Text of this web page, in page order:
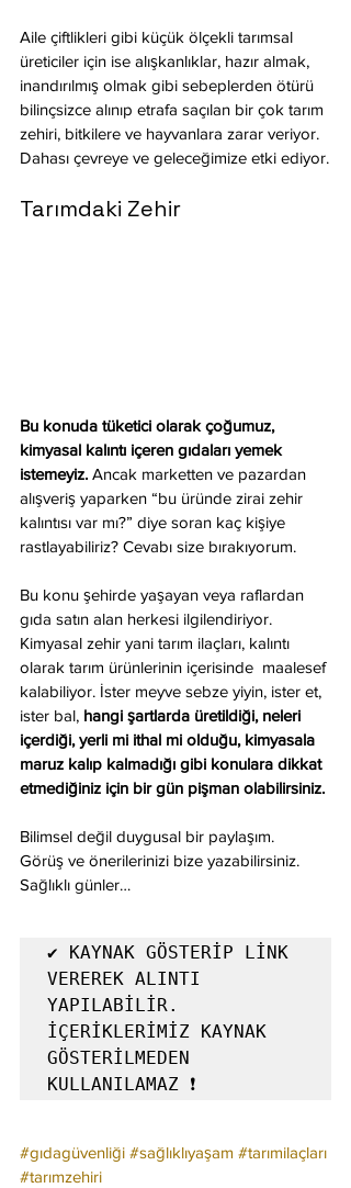
Aile çiftlikleri gibi küçük ölçekli tarımsal
üreticiler için ise alışkanlıklar, hazır almak,
inandırılmış olmak gibi sebeplerden ötürü
bilinçsizce alınıp etrafa saçılan bir çok tarım
zehiri, bitkilere ve hayvanlara zarar veriyor.
Dahası çevreye ve geleceğimize etki ediyor.
Tarımdaki Zehir
Bu konuda tüketici olarak çoğumuz,
kimyasal kalıntı içeren gıdaları yemek
istemeyiz. Ancak marketten ve pazardan
alışveriş yaparken “bu üründe zirai zehir
kalıntısı var mı?” diye soran kaç kişiye
rastlayabiliriz? Cevabı size bırakıyorum.
Bu konu şehirde yaşayan veya raflardan
gıda satın alan herkesi ilgilendiriyor.
Kimyasal zehir yani tarım ilaçları, kalıntı
olarak tarım ürünlerinin içerisinde  maalesef
kalabiliyor. İster meyve sebze yiyin, ister et,
ister bal, hangi şartlarda üretildiği, neleri
içerdiği, yerli mi ithal mi olduğu, kimyasala
maruz kalıp kalmadığı gibi konulara dikkat
etmediğiniz için bir gün pişman olabilirsiniz.
Bilimsel değil duygusal bir paylaşım.
Görüş ve önerilerinizi bize yazabilirsiniz.
Sağlıklı günler…
✔️ KAYNAK GÖSTERİP LİNK
VEREREK ALINTI
YAPILABİLİR.
İÇERİKLERİMİZ KAYNAK
GÖSTERİLMEDEN
KULLANILAMAZ ❗
#gıdagüvenliği #sağlıklıyaşam #tarımilaçları
#tarımzehiri